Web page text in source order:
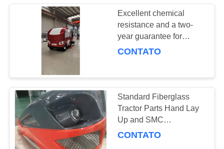
Equipamento das
forças armadas de
FRP
Excellent chemical
resistance and a two-
year guarantee for
Fiberglass farm
CONTATO
Standard Fiberglass
Tractor Parts Hand Lay
Up and SMC
Technology
CONTATO